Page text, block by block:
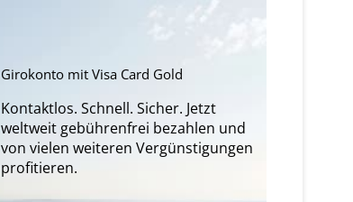
Girokonto mit Visa Card Gold
Kontaktlos. Schnell. Sicher. Jetzt
weltweit gebührenfrei bezahlen und
von vielen weiteren Vergünstigungen
profitieren.